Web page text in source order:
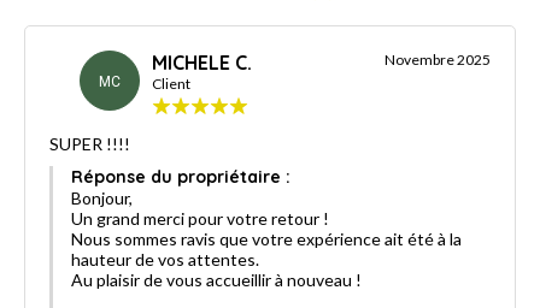
MC
MICHELE C.
Client
Novembre 2025
SUPER !!!!
Réponse du propriétaire :
Bonjour,
Un grand merci pour votre retour !
Nous sommes ravis que votre expérience ait été à la
hauteur de vos attentes.
Au plaisir de vous accueillir à nouveau !